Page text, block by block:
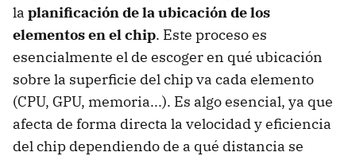
la planificación de la ubicación de los
elementos en el chip. Este proceso es
esencialmente el de escoger en qué ubicación
sobre la superficie del chip va cada elemento
(CPU, GPU, memoria...). Es algo esencial, ya que
afecta de forma directa la velocidad y eficiencia
del chip dependiendo de a qué distancia se